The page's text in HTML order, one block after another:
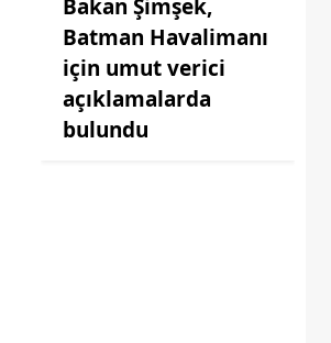
Bakan Şimşek,
Batman Havalimanı
için umut verici
açıklamalarda
bulundu